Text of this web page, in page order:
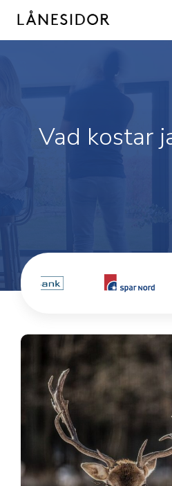
content
Vad kostar